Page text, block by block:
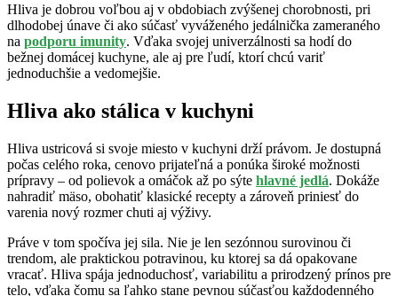
Hliva je dobrou voľbou aj v obdobiach zvýšenej chorobnosti, pri
dlhodobej únave či ako súčasť vyváženého jedálnička zameraného
na podporu imunity. Vďaka svojej univerzálnosti sa hodí do
bežnej domácej kuchyne, ale aj pre ľudí, ktorí chcú variť
jednoduchšie a vedomejšie.
Hliva ako stálica v kuchyni
Hliva ustricová si svoje miesto v kuchyni drží právom. Je dostupná
počas celého roka, cenovo prijateľná a ponúka široké možnosti
prípravy – od polievok a omáčok až po sýte hlavné jedlá. Dokáže
nahradiť mäso, obohatiť klasické recepty a zároveň priniesť do
varenia nový rozmer chuti aj výživy.
Práve v tom spočíva jej sila. Nie je len sezónnou surovinou či
trendom, ale praktickou potravinou, ku ktorej sa dá opakovane
vracať. Hliva spája jednoduchosť, variabilitu a prirodzený prínos pre
telo, vďaka čomu sa ľahko stane pevnou súčasťou každodenného